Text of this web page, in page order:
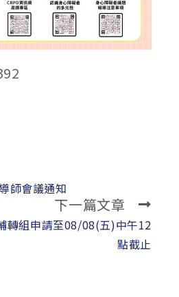
師會議通知
下一篇文章
轉組申請至08/08(五)中午12
點截止